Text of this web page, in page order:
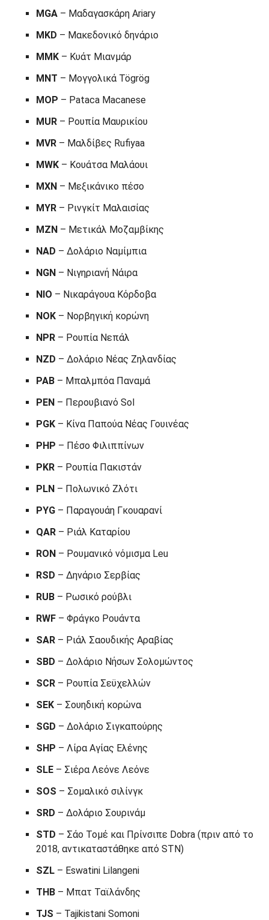
MGA – Μαδαγασκάρη Ariary
MKD – Μακεδονικό δηνάριο
MMK – Κυάτ Μιανμάρ
MNT – Μογγολικά Tögrög
MOP – Pataca Macanese
MUR – Ρουπία Μαυρικίου
MVR – Μαλδίβες Rufiyaa
MWK – Κουάτσα Μαλάουι
MXN – Μεξικάνικο πέσο
MYR – Ρινγκίτ Μαλαισίας
MZN – Μετικάλ Μοζαμβίκης
NAD – Δολάριο Ναμίμπια
NGN – Νιγηριανή Νάιρα
NIO – Νικαράγουα Κόρδοβα
NOK – Νορβηγική κορώνη
NPR – Ρουπία Νεπάλ
NZD – Δολάριο Νέας Ζηλανδίας
PAB – Μπαλμπόα Παναμά
PEN – Περουβιανό Sol
PGK – Κίνα Παπούα Νέας Γουινέας
PHP – Πέσο Φιλιππίνων
PKR – Ρουπία Πακιστάν
PLN – Πολωνικό Ζλότι
PYG – Παραγουάη Γκουαρανί
QAR – Ριάλ Καταρίου
RON – Ρουμανικό νόμισμα Leu
RSD – Δηνάριο Σερβίας
RUB – Ρωσικό ρούβλι
RWF – Φράγκο Ρουάντα
SAR – Ριάλ Σαουδικής Αραβίας
SBD – Δολάριο Νήσων Σολομώντος
SCR – Ρουπία Σεϋχελλών
SEK – Σουηδική κορώνα
SGD – Δολάριο Σιγκαπούρης
SHP – Λίρα Αγίας Ελένης
SLE – Σιέρα Λεόνε Λεόνε
SOS – Σομαλικό σιλίνγκ
SRD – Δολάριο Σουρινάμ
STD – Σάο Τομέ και Πρίνσιπε Dobra (πριν από το
2018, αντικαταστάθηκε από STN)
SZL – Eswatini Lilangeni
THB – Μπατ Ταϊλάνδης
TJS – Tajikistani Somoni